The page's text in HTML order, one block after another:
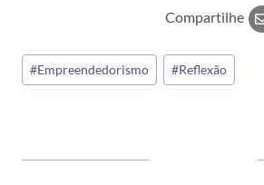
Compartilhe
Tags
do
#Empreendedorismo #Reflexão